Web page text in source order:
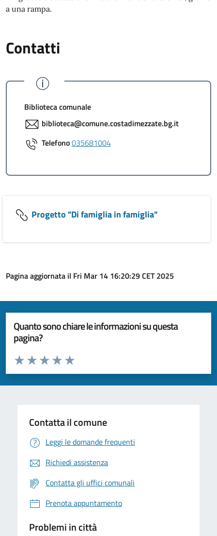
a una rampa.
Contatti
Biblioteca comunale
biblioteca@comune.costadimezzate.bg.it
Telefono035681004
Progetto "Di famiglia in famiglia"
Pagina aggiornata il Fri Mar 14 16:20:29 CET 2025
Quanto sono chiare le informazioni su questa
pagina?
Valuta da 1 a 5 stelle la pagina
Valuta 5 stelle su 5
Valuta 4 stelle su 5
Valuta 3 stelle su 5
Valuta 2 stelle su 5
Valuta 1 stelle su 5
Contatta il comune
Leggi le domande frequenti
Richiedi assistenza
Contatta gli uffici comunali
Prenota appuntamento
Problemi in città